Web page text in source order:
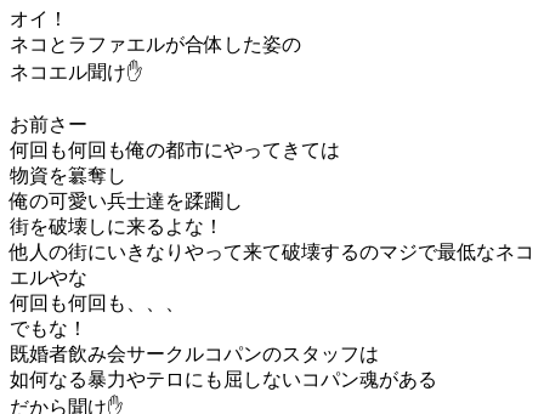
オイ！
ネコとラファエルが合体した姿の
ネコエル聞け✋
お前さー
何回も何回も俺の都市にやってきては
物資を簒奪し
俺の可愛い兵士達を蹂躙し
街を破壊しに来るよな！
他人の街にいきなりやって来て破壊するのマジで最低なネコ
エルやな
何回も何回も、、、
でもな！
既婚者飲み会サークルコパンのスタッフは
如何なる暴力やテロにも屈しないコパン魂がある
だから聞け✋